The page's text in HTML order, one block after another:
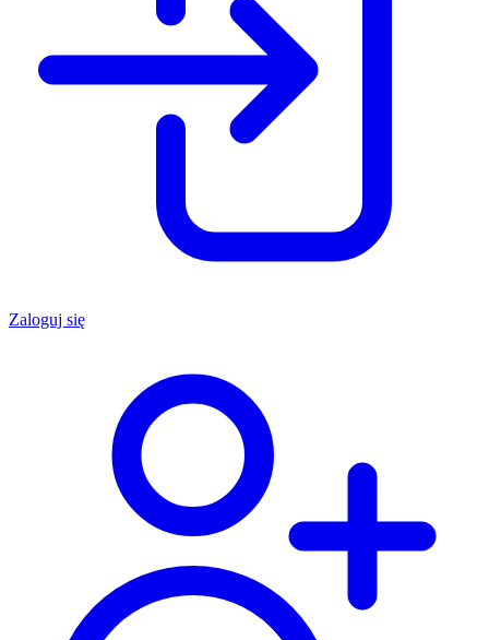
Zaloguj się